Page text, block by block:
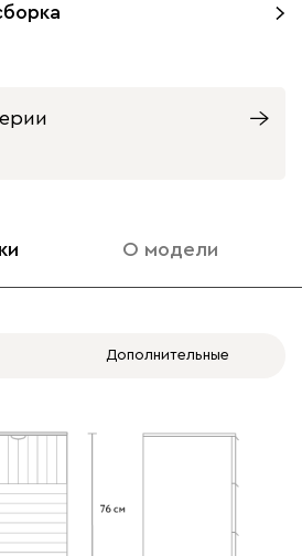
доводчиков
доводчиков
О модели
Дополнительные